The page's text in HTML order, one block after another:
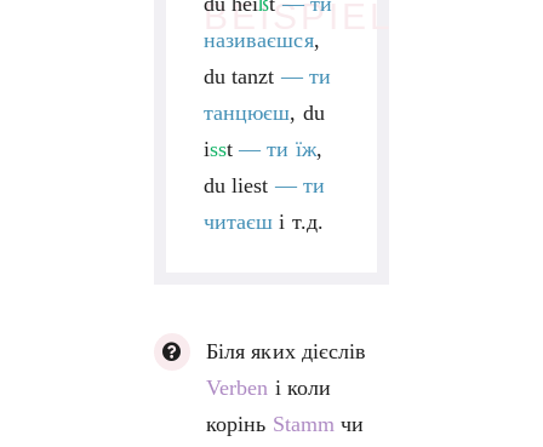
BEISPIEL
називаєшся,
du tanzt —ти
танцюєш, du
isst— ти їж,
du liest —ти
читаєш і т.д.
Біля яких дієслів
Verben і коли
корінь Stamm чи